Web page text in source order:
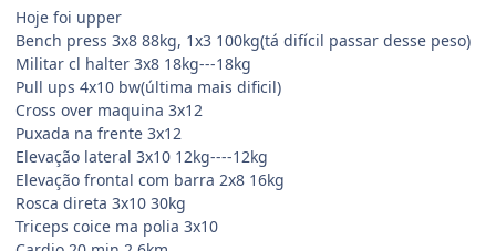
Hoje foi upper
Bench press 3x8 88kg, 1x3 100kg(tá difícil passar desse peso)
Militar cl halter 3x8 18kg---18kg
Pull ups 4x10 bw(última mais dificil)
Cross over maquina 3x12
Puxada na frente 3x12
Elevação lateral 3x10 12kg----12kg
Elevação frontal com barra 2x8 16kg
Rosca direta 3x10 30kg
Triceps coice ma polia 3x10